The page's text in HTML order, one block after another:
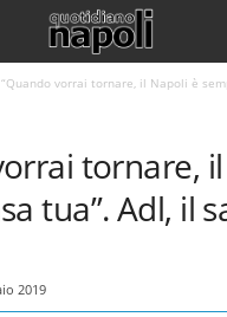
“Quando vorrai tornare, il Napoli è
tornare,
tua”. Adl, il
2019